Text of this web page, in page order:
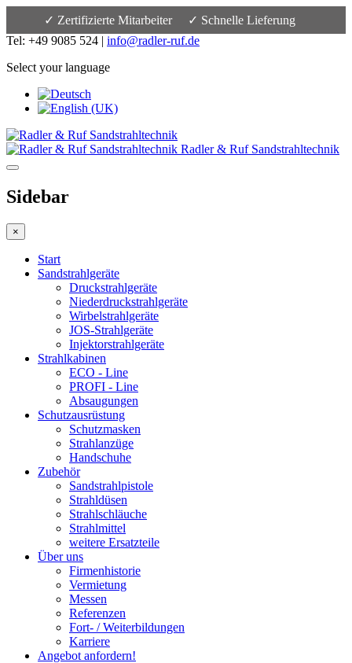
✓ Zertifizierte Mitarbeiter
✓ Schnelle Lieferung
Tel: +49 9085 524 | info@radler-ruf.de
Select your language
Radler & Ruf Sandstrahltechnik
Sidebar
×
Start
Sandstrahlgeräte
Druckstrahlgeräte
Niederdruckstrahlgeräte
Wirbelstrahlgeräte
JOS-Strahlgeräte
Injektorstrahlgeräte
Strahlkabinen
ECO - Line
PROFI - Line
Absaugungen
Schutzausrüstung
Schutzmasken
Strahlanzüge
Handschuhe
Zubehör
Sandstrahlpistole
Strahldüsen
Strahlschläuche
Strahlmittel
weitere Ersatzteile
Über uns
Firmenhistorie
Vermietung
Messen
Referenzen
Fort- / Weiterbildungen
Karriere
Angebot anfordern!